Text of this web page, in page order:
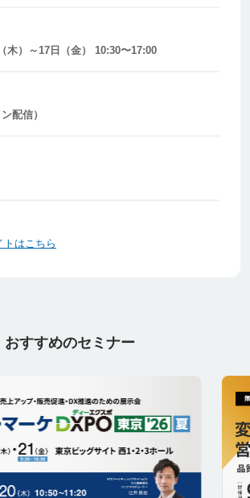
木）～17日（金） 10:30〜17:00
配信）
トはこちら
おすすめのセミナー